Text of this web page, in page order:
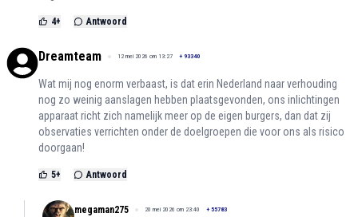
4+ Antwoord
Dreamteam 12 mei 2026 om 13:27 + 93340
Wat mij nog enorm verbaast, is dat erin Nederland naar verhouding
nog zo weinig aanslagen hebben plaatsgevonden, ons inlichtingen
apparaat richt zich namelijk meer op de eigen burgers, dan dat zij
observaties verrichten onder de doelgroepen die voor ons als risico
doorgaan!
5+ Antwoord
megaman275 20 mei 2026 om 23:40 + 55783